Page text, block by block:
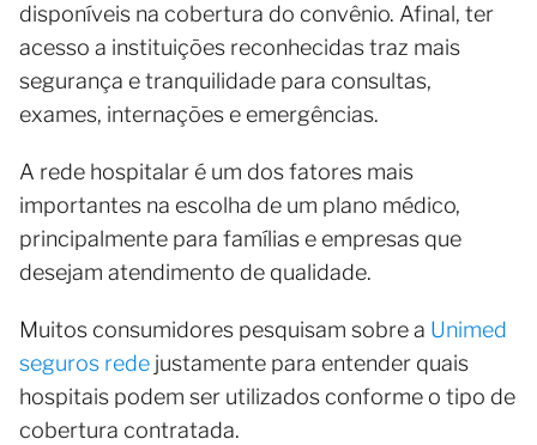
disponíveis na cobertura do convênio. Afinal, ter
acesso a instituições reconhecidas traz mais
segurança e tranquilidade para consultas,
exames, internações e emergências.
A rede hospitalar é um dos fatores mais
importantes na escolha de um plano médico,
principalmente para famílias e empresas que
desejam atendimento de qualidade.
Muitos consumidores pesquisam sobre a Unimed
seguros rede justamente para entender quais
hospitais podem ser utilizados conforme o tipo de
cobertura contratada.